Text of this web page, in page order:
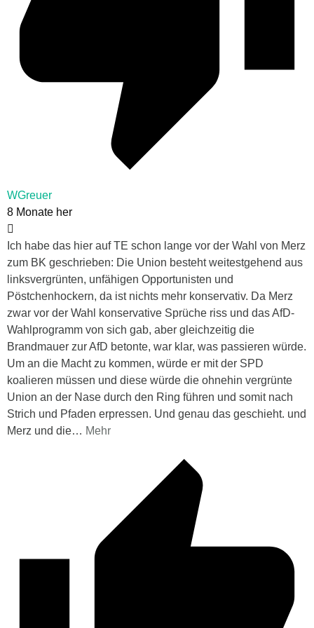
WGreuer
8 Monate her
Ich habe das hier auf TE schon lange vor der Wahl von Merz
zum BK geschrieben: Die Union besteht weitestgehend aus
linksvergrünten, unfähigen Opportunisten und
Pöstchenhockern, da ist nichts mehr konservativ. Da Merz
zwar vor der Wahl konservative Sprüche riss und das AfD-
Wahlprogramm von sich gab, aber gleichzeitig die
Brandmauer zur AfD betonte, war klar, was passieren würde.
Um an die Macht zu kommen, würde er mit der SPD
koalieren müssen und diese würde die ohnehin vergrünte
Union an der Nase durch den Ring führen und somit nach
Strich und Pfaden erpressen. Und genau das geschieht. und
Merz und die… Mehr